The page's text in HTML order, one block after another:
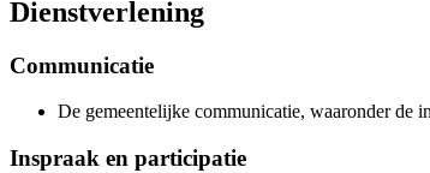
Dienstverlening
Communicatie
De gemeentelijke communicatie, waaronder de
Inspraak en participatie